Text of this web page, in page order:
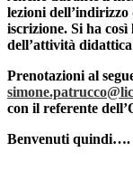
lezioni
iscrizione. Si ha
dell’attività
Prenotazioni al
con il referente
Benvenuti quindi….